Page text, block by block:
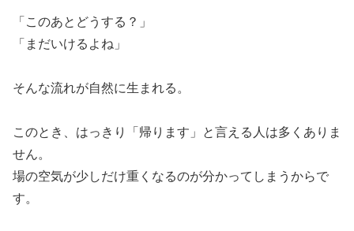
「このあとどうする？」
「まだいけるよね」
そんな流れが自然に生まれる。
このとき、はっきり「帰ります」と言える人は多くありま
せん。
場の空気が少しだけ重くなるのが分かってしまうからで
す。